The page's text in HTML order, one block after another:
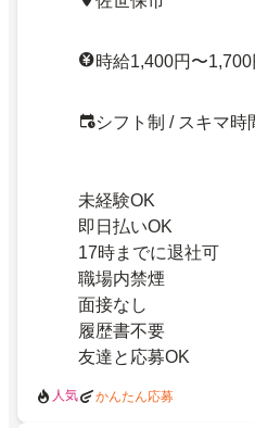
時給1,400円〜1,700
シフト制 / スキマ時
未経験OK
即日払いOK
17時までに退社可
職場内禁煙
面接なし
履歴書不要
友達と応募OK
人気 かんたん応募